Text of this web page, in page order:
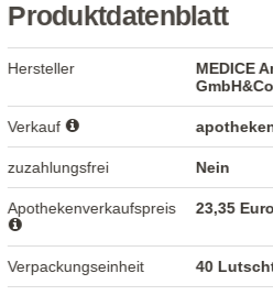
Produktdatenblatt
Hersteller
MEDICE
Verkauf
zuzahlungsfrei Nein
Apothekenverkaufspreis 23,35 Euro
Verpackungseinheit 40